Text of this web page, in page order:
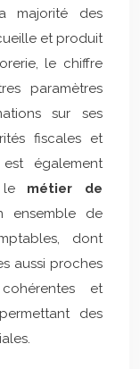
majorité des
et produit
le chiffre
paramètres
sur ses
fiscales et
également
le métier de
ensemble de
dont
aussi proches
et
des